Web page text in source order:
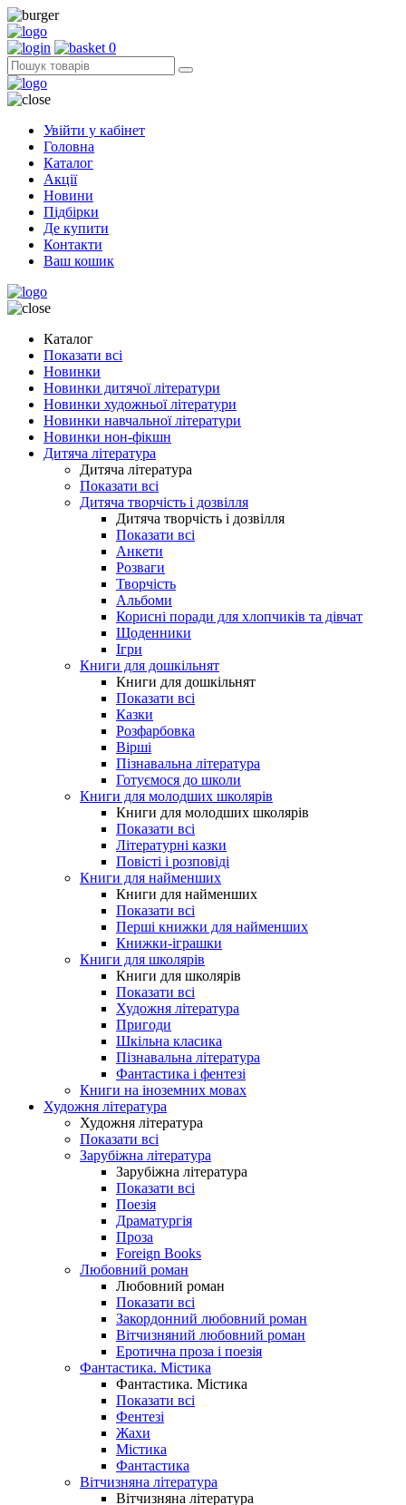
0
Увійти у кабінет
Головна
Каталог
Акції
Новини
Підбірки
Де купити
Контакти
Ваш кошик
Каталог
Показати всі
Новинки
Новинки дитячої літератури
Новинки художньої літератури
Новинки навчальної літератури
Новинки нон-фікшн
Дитяча література
Дитяча література
Показати всі
Дитяча творчість і дозвілля
Дитяча творчість і дозвілля
Показати всі
Анкети
Розваги
Творчість
Альбоми
Корисні поради для хлопчиків та дівчат
Щоденники
Ігри
Книги для дошкільнят
Книги для дошкільнят
Показати всі
Казки
Розфарбовка
Вірші
Пізнавальна література
Готуємося до школи
Книги для молодших школярів
Книги для молодших школярів
Показати всі
Літературні казки
Повісті і розповіді
Книги для найменших
Книги для найменших
Показати всі
Перші книжки для найменших
Книжки-іграшки
Книги для школярів
Книги для школярів
Показати всі
Художня література
Пригоди
Шкільна класика
Пізнавальна література
Фантастика і фентезі
Книги на іноземних мовах
Художня література
Художня література
Показати всі
Зарубіжна література
Зарубіжна література
Показати всі
Поезія
Драматургія
Проза
Foreign Books
Любовний роман
Любовний роман
Показати всі
Закордонний любовний роман
Вітчизняний любовний роман
Еротична проза і поезія
Фантастика. Містика
Фантастика. Містика
Показати всі
Фентезі
Жахи
Містика
Фантастика
Вітчизняна література
Вітчизняна література